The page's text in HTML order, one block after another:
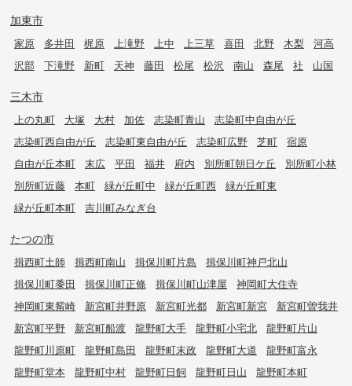
加東市
家原 多井田 梶原 上滝野 上中 上三草 喜田 北野 木梨
河高
沢部
下滝野 新町 天神 藤田 松尾 松沢 南山 森尾 社 山国
三木市
上の丸町 大塚 大村 加佐 志染町青山
志染町中自由が丘
志染町西自由が丘
志染町東自由が丘 志染町広野 芝町
宿原
自由が丘本町
末広 平田 福井 府内 別所町朝日ケ丘
別所町小林
別所町近藤
本町 緑が丘町中 緑が丘町西
緑が丘町東
緑が丘町本町
吉川町みなぎ台
たつの市
揖西町土師 揖西町南山 揖保川町片島
揖保川町神戸北山
揖保川町黍田
揖保川町正條 揖保川町山津屋
神岡町大住寺
神岡町東觜崎
新宮町井野原 新宮町光都 新宮町新宮
新宮町曽我井
新宮町平野
新宮町船渡 龍野町大手 龍野町小宅北
龍野町片山
龍野町川原町
龍野町島田 龍野町末政 龍野町大道
龍野町富永
龍野町堂本
龍野町中村 龍野町日飼 龍野町日山
龍野町本町